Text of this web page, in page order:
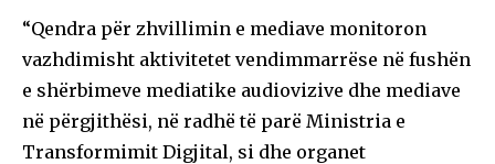
“Qendra për zhvillimin e mediave monitoron
vazhdimisht aktivitetet vendimmarrëse në fushën
e shërbimeve mediatike audiovizive dhe mediave
në përgjithësi, në radhë të parë Ministria e
Transformimit Digjital, si dhe organet